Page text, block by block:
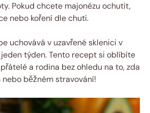
Pokud chcete majonézu ochutit,
nebo koření dle chuti.
uchovává v uzavřené sklenici v
týden. Tento recept si oblíbíte
a rodina bez ohledu na to, zda
běžném stravování!